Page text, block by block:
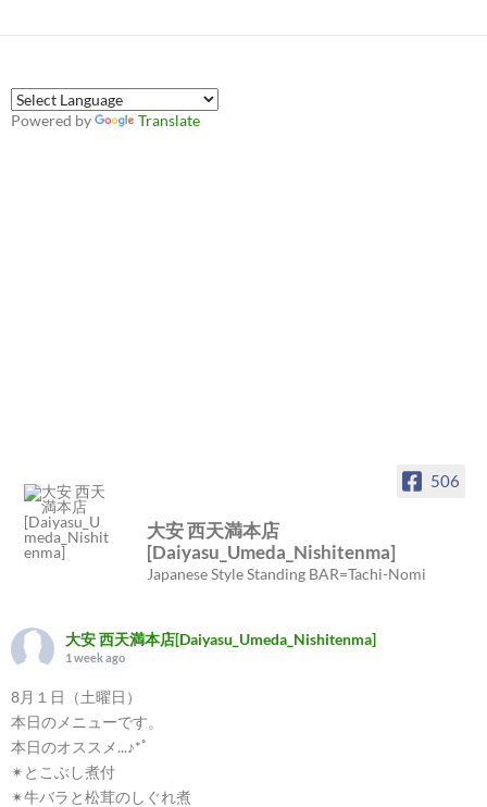
Powered by Translate
506
大安 西天満本店
[Daiyasu_Umeda_Nishitenma]
Japanese Style Standing BAR=Tachi-Nomi
大安 西天満本店[Daiyasu_Umeda_Nishitenma]
1 week ago
8月１日（土曜日）
本日のメニューです。
本日のオススメ...♪*ﾟ
✴︎とこぶし煮付
✴︎牛バラと松茸のしぐれ煮